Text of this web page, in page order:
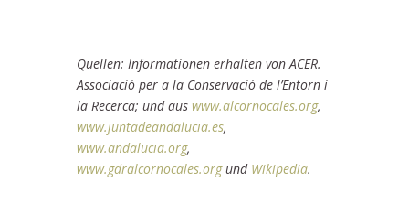
Quellen: Informationen erhalten von ACER.
Associació per a la Conservació de l’Entorn i
la Recerca; und aus www.alcornocales.org,
www.juntadeandalucia.es,
www.andalucia.org,
www.gdralcornocales.orgund Wikipedia.